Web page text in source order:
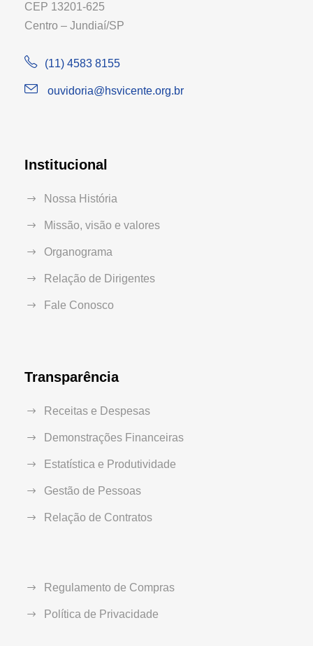
CEP 13201-625
Centro – Jundiaí/SP
(11) 4583 8155
ouvidoria@hsvicente.org.br
Institucional
Nossa História
Missão, visão e valores
Organograma
Relação de Dirigentes
Fale Conosco
Transparência
Receitas e Despesas
Demonstrações Financeiras
Estatística e Produtividade
Gestão de Pessoas
Relação de Contratos
Regulamento de Compras
Política de Privacidade